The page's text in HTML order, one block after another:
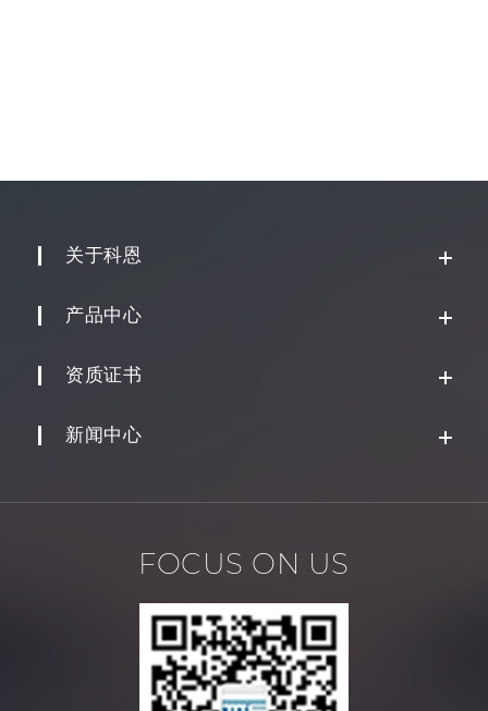
关于科恩
产品中心
资质证书
新闻中心
FOCUS ON US